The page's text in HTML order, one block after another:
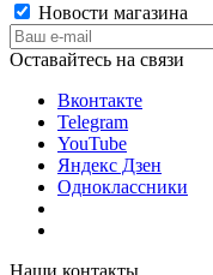
Новости магазина
Оставайтесь на связи
Вконтакте
Telegram
YouTube
Яндекс Дзен
Одноклассники
Наши контакты